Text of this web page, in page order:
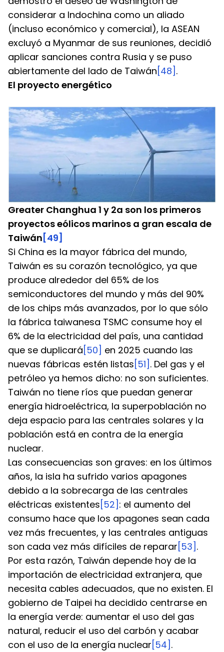
considerar a Indochina como un aliado
(incluso económico y comercial), la ASEAN
excluyó a Myanmar de sus reuniones, decidió
aplicar sanciones contra Rusia y se puso
abiertamente del lado de Taiwán [48] .
El proyecto energético
Greater Changhua 1 y 2a son los primeros
proyectos eólicos marinos a gran escala de
Taiwán [49]
Si China es la mayor fábrica del mundo,
Taiwán es su corazón tecnológico, ya que
produce alrededor del 65% de los
semiconductores del mundo y más del 90%
de los chips más avanzados, por lo que sólo
la fábrica taiwanesa TSMC consume hoy el
6% de la electricidad del país, una cantidad
que se duplicará [50] en 2025 cuando las
nuevas fábricas estén listas [51] . Del gas y el
petróleo ya hemos dicho: no son suficientes.
Taiwán no tiene ríos que puedan generar
energía hidroeléctrica, la superpoblación no
deja espacio para las centrales solares y la
población está en contra de la energía
nuclear.
Las consecuencias son graves: en los últimos
años, la isla ha sufrido varios apagones
debido a la sobrecarga de las centrales
eléctricas existentes [52] : el aumento del
consumo hace que los apagones sean cada
vez más frecuentes, y las centrales antiguas
son cada vez más difíciles de reparar [53] .
Por esta razón, Taiwán depende hoy de la
importación de electricidad extranjera, que
necesita cables adecuados, que no existen. El
gobierno de Taipei ha decidido centrarse en
la energía verde: aumentar el uso del gas
natural, reducir el uso del carbón y acabar
con el uso de la energía nuclear [54] .